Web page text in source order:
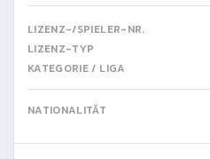
LIZENZ-/SPIELER-NR.
LIZENZ-TYP
KATEGORIE / LIGA
NATIONALITÄT